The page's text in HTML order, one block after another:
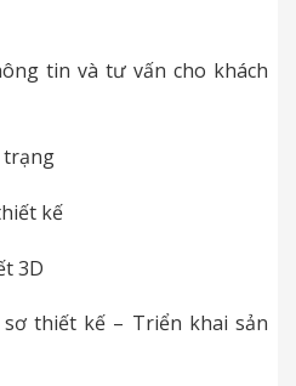
tin và tư vấn cho khách
trạng
kế
3D
thiết kế – Triển khai sản